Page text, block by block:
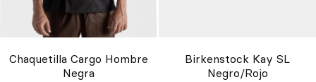
Chaquetilla Cargo Hombre
Negra
Birkenstock Kay SL
Negro/Rojo